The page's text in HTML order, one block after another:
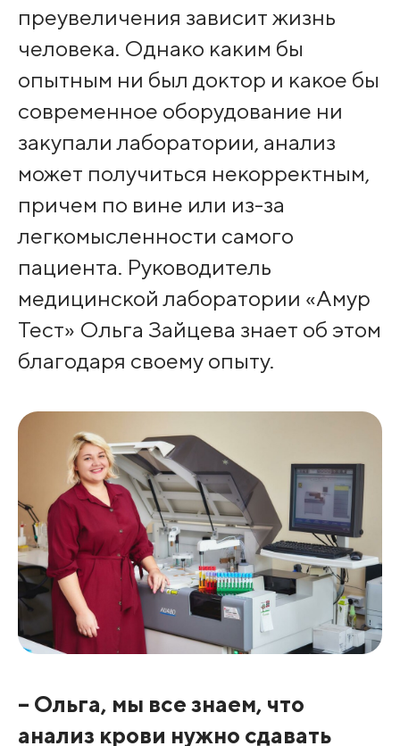
преувеличения зависит жизнь
человека. Однако каким бы
опытным ни был доктор и какое бы
современное оборудование ни
закупали лаборатории, анализ
может получиться некорректным,
причем по вине или из-за
легкомысленности самого
пациента. Руководитель
медицинской лаборатории «Амур
Тест» Ольга Зайцева знает об этом
благодаря своему опыту.
– Ольга, мы все знаем, что
анализ крови нужно сдавать